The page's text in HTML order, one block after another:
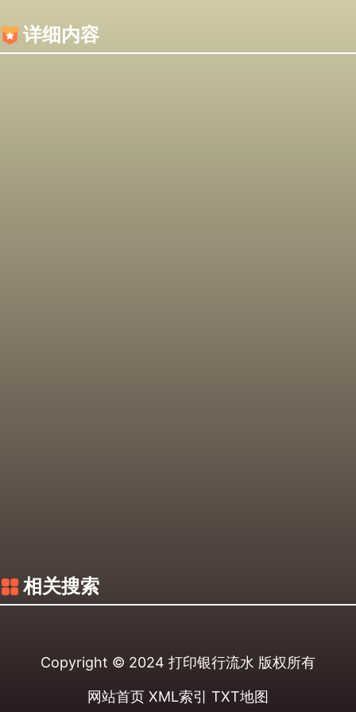
详细内容
相关搜索
Copyright © 2024 打印银行流水 版权所有
网站首页 XML索引 TXT地图